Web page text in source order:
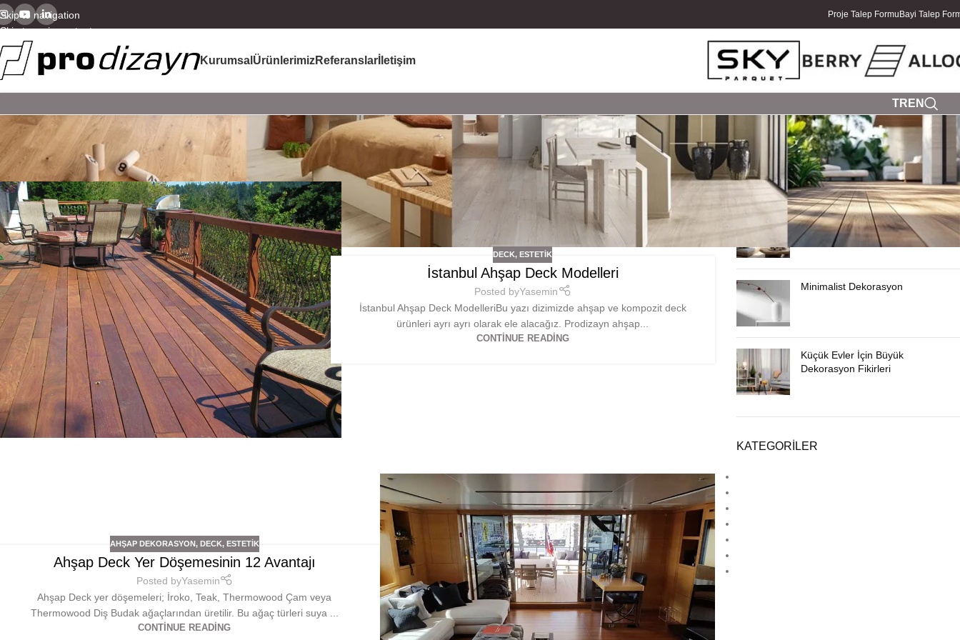
Skip to navigation
Skip to main content
Proje Talep Formu Bayi Talep
Kurumsal ÜrünlerimizReferanslar İletişim
TR EN
DECK, ESTETIK
İstanbul Ahşap Deck Modelleri
Posted byYasemin
İstanbul Ahşap Deck ModelleriBu yazı dizimizde ahşap ve kompozit deck
ürünleri ayrı ayrı olarak ele alacağız. Prodizayn ahşap...
CONTINUE READING
AHŞAP DEKORASYON, DECK, ESTETIK
Ahşap Deck Yer Döşemesinin 12 Avantajı
Posted byYasemin
Ahşap Deck yer döşemeleri; İroko, Teak, Thermowood Çam veya
Thermowood Diş Budak ağaçlarından üretilir. Bu ağaç türleri suya ...
CONTINUE READING
SON YAZILAR
Yazlık Ev Dekorasyonu
Minimalist Dekorasyon
Küçük Evler İçin Büyük
Dekorasyon Fikirleri
KATEGORILER